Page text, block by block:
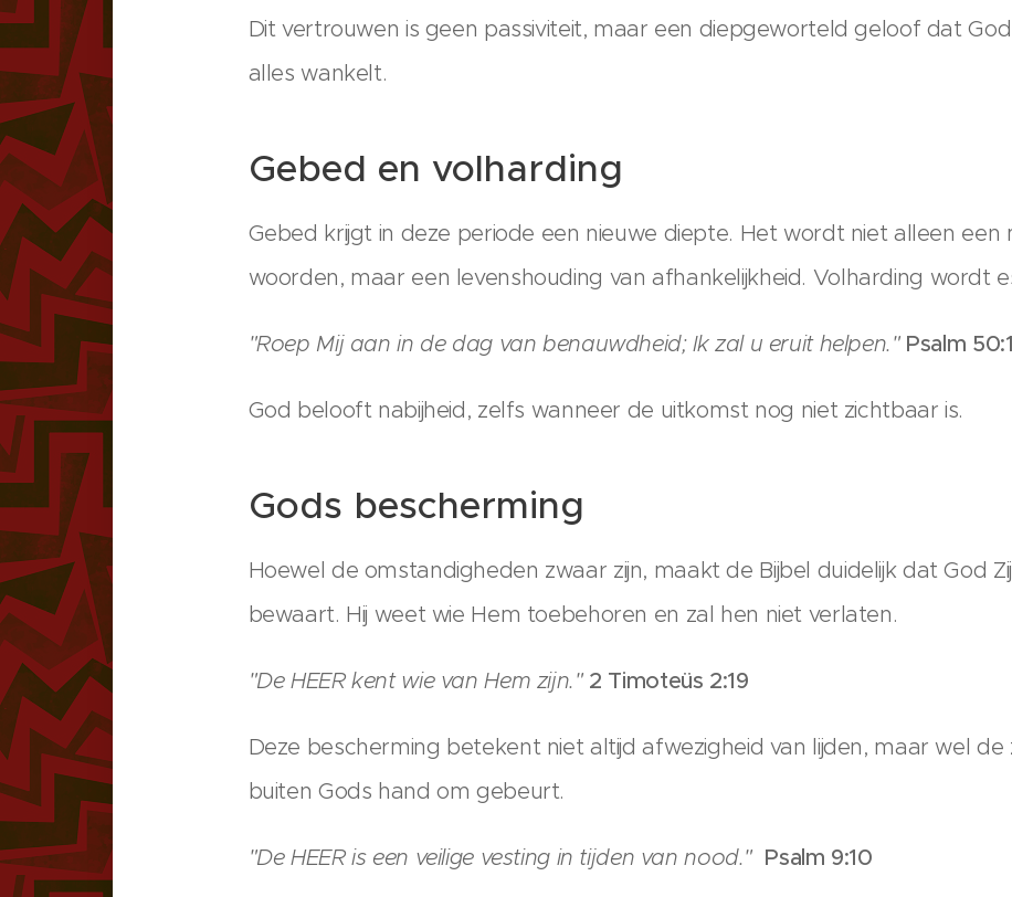
Dit vertrouwen is geen passiviteit, maar een diepgeworteld geloof dat
alles wankelt.
Gebed en volharding
Gebed krijgt in deze periode een nieuwe diepte. Het wordt niet alleen een
woorden, maar een levenshouding van afhankelijkheid. Volharding wordt
"Roep Mij aan in de dag van benauwdheid; Ik zal u eruit helpen." Psalm
God belooft nabijheid, zelfs wanneer de uitkomst nog niet zichtbaar is.
Gods bescherming
Hoewel de omstandigheden zwaar zijn, maakt de Bijbel duidelijk dat God
bewaart. Hij weet wie Hem toebehoren en zal hen niet verlaten.
"De HEER kent wie van Hem zijn." 2 Timoteüs 2:19
Deze bescherming betekent niet altijd afwezigheid van lijden, maar wel
buiten Gods hand om gebeurt.
"De HEER is een veilige vesting in tijden van nood." Psalm 9:10